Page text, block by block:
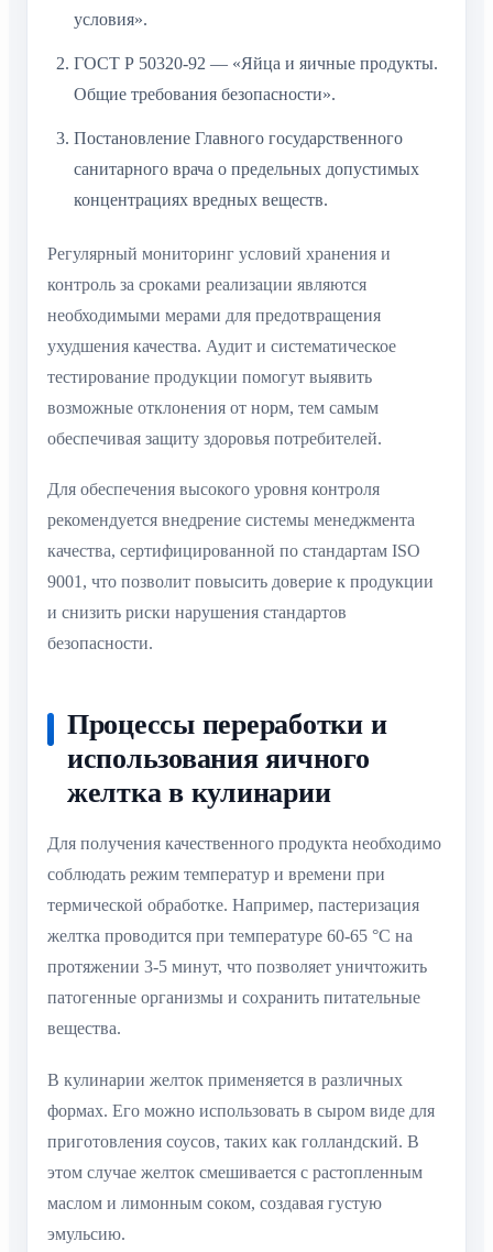
условия».
ГОСТ Р 50320-92 — «Яйца и яичные продукты.
Общие требования безопасности».
Постановление Главного государственного
санитарного врача о предельных допустимых
концентрациях вредных веществ.
Регулярный мониторинг условий хранения и
контроль за сроками реализации являются
необходимыми мерами для предотвращения
ухудшения качества. Аудит и систематическое
тестирование продукции помогут выявить
возможные отклонения от норм, тем самым
обеспечивая защиту здоровья потребителей.
Для обеспечения высокого уровня контроля
рекомендуется внедрение системы менеджмента
качества, сертифицированной по стандартам ISO
9001, что позволит повысить доверие к продукции
и снизить риски нарушения стандартов
безопасности.
Процессы переработки и
использования яичного
желтка в кулинарии
Для получения качественного продукта необходимо
соблюдать режим температур и времени при
термической обработке. Например, пастеризация
желтка проводится при температуре 60-65 °C на
протяжении 3-5 минут, что позволяет уничтожить
патогенные организмы и сохранить питательные
вещества.
В кулинарии желток применяется в различных
формах. Его можно использовать в сыром виде для
приготовления соусов, таких как голландский. В
этом случае желток смешивается с растопленным
маслом и лимонным соком, создавая густую
эмульсию.